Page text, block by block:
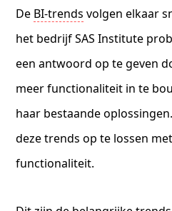
De BI-trends volgen elkaar
het bedrijf SAS Institute
een antwoord op te geven
meer functionaliteit in te
haar bestaande
deze trends op te lossen
functionaliteit.